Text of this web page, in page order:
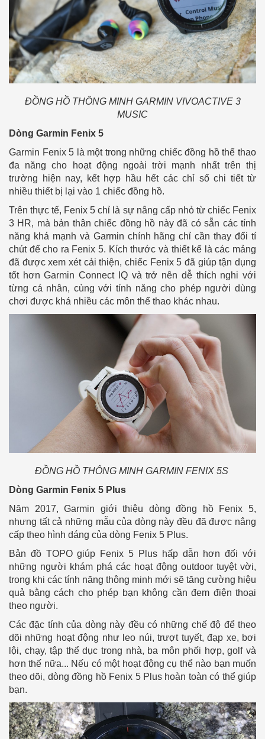
ĐỒNG HỒ THÔNG MINH GARMIN VIVOACTIVE 3
MUSIC
Dòng Garmin Fenix 5
Garmin Fenix 5 là một trong những chiếc đồng hồ thể thao
đa năng cho hoạt động ngoài trời mạnh nhất trên thị
trường hiện nay, kết hợp hầu hết các chỉ số chi tiết từ
nhiều thiết bị lại vào 1 chiếc đồng hồ.
Trên thực tế, Fenix 5 chỉ là sự nâng cấp nhỏ từ chiếc Fenix
3 HR, mà bản thân chiếc đồng hồ này đã có sẵn các tính
năng khá mạnh và Garmin chính hãng chỉ cần thay đổi tí
chút để cho ra Fenix 5. Kích thước và thiết kế là các mảng
đã được xem xét cải thiện, chiếc Fenix 5 đã giúp tận dụng
tốt hơn Garmin Connect IQ và trở nên dễ thích nghi với
từng cá nhân, cùng với tính năng cho phép người dùng
chơi được khá nhiều các môn thể thao khác nhau.
ĐỒNG HỒ THÔNG MINH GARMIN FENIX 5S
Dòng Garmin Fenix 5 Plus
Năm 2017, Garmin giới thiệu dòng đồng hồ Fenix 5,
nhưng tất cả những mẫu của dòng này đều đã được nâng
cấp theo hình dáng của dòng Fenix 5 Plus.
Bản đồ TOPO giúp Fenix 5 Plus hấp dẫn hơn đối với
những người khám phá các hoạt động outdoor tuyệt vời,
trong khi các tính năng thông minh mới sẽ tăng cường hiệu
quả bằng cách cho phép bạn không cần đem điện thoại
theo người.
Các đặc tính của dòng này đều có những chế độ để theo
dõi những hoạt động như leo núi, trượt tuyết, đạp xe, bơi
lội, chạy, tập thể dục trong nhà, ba môn phối hợp, golf và
hơn thế nữa... Nếu có một hoạt động cụ thể nào bạn muốn
theo dõi, dòng đồng hồ Fenix 5 Plus hoàn toàn có thể giúp
bạn.